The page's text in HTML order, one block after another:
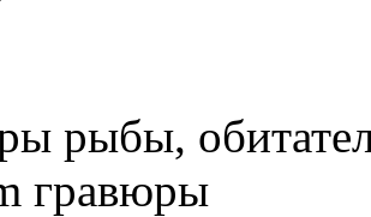
рыбы,
гравюры